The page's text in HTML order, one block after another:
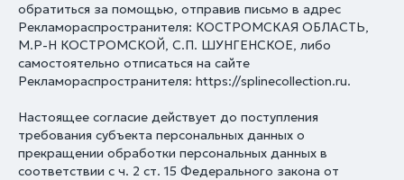
обратиться за помощью, отправив письмо в адрес
Рекламораспространителя: КОСТРОМСКАЯ ОБЛАСТЬ,
М.Р-Н КОСТРОМСКОЙ, С.П. ШУНГЕНСКОЕ, либо
самостоятельно отписаться на сайте
Рекламораспространителя: https://splinecollection.ru.
Настоящее согласие действует до поступления
требования субъекта персональных данных о
прекращении обработки персональных данных в
соответствии с ч. 2 ст. 15 Федерального закона от